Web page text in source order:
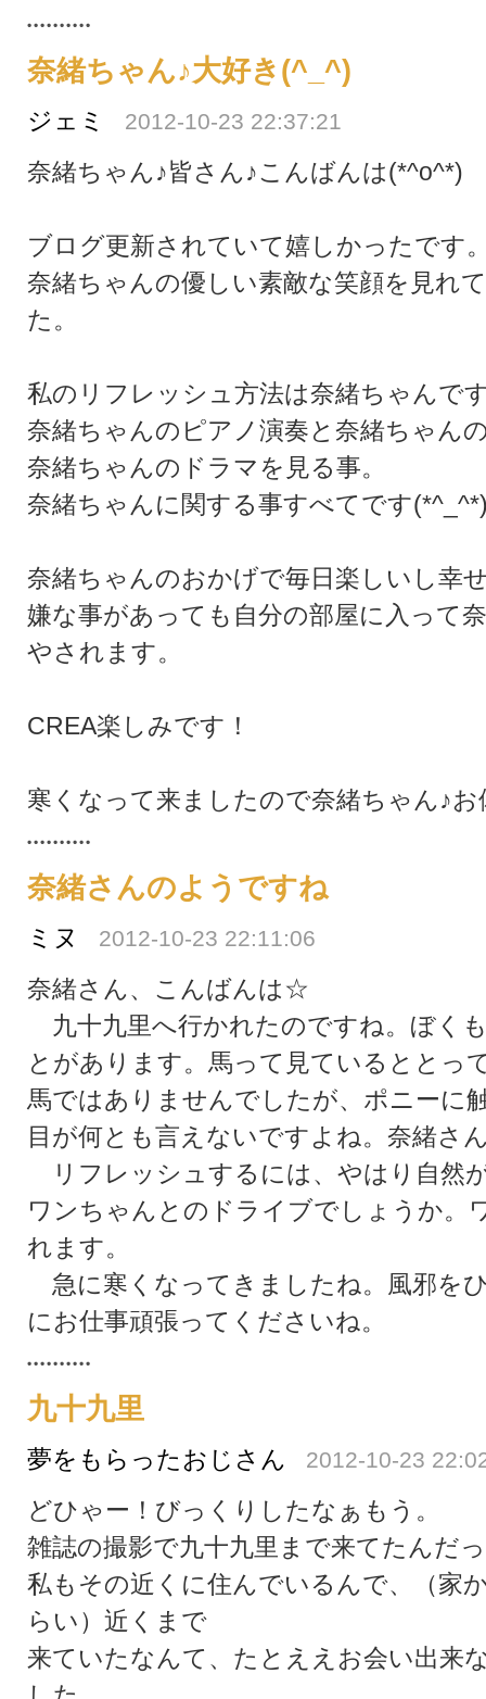
奈緒ちゃん♪大好き(^_^)
ジェミ 2012-10-23 22:37:21
奈緒ちゃん♪皆さん♪こんばんは(*^o^*)
ブログ更新されていて嬉しかったです
奈緒ちゃんの優しい素敵な笑顔を見れ
た。
私のリフレッシュ方法は奈緒ちゃんで
奈緒ちゃんのピアノ演奏と奈緒ちゃん
奈緒ちゃんのドラマを見る事。
奈緒ちゃんに関する事すべてです
奈緒ちゃんのおかげで毎日楽しいし幸
嫌な事があっても自分の部屋に入って
やされます。
CREA楽しみです！
寒くなって来ましたので奈緒ちゃん♪
奈緒さんのようですね
ミヌ 2012-10-23 22:11:06
奈緒さん、こんばんは☆
九十九里へ行かれたのですね。ぼく
とがあります。馬って見ているととっ
馬ではありませんでしたが、ポニーに
目が何とも言えないですよね。奈緒さ
リフレッシュするには、やはり自然
ワンちゃんとのドライブでしょうか。
れます。
急に寒くなってきましたね。風邪を
にお仕事頑張ってくださいね。
九十九里
夢をもらったおじさん 2012-10-23
どひゃー！びっくりしたなぁもう。
雑誌の撮影で九十九里まで来てたんだ
私もその近くに住んでいるんで、（家
らい）近くまで
来ていたなんて、たとええお会い出来